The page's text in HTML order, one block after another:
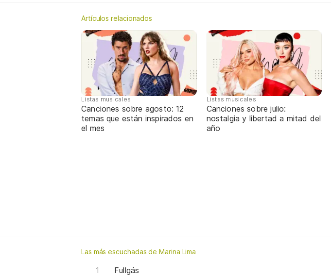
Artículos relacionados
Listas musicales
Canciones sobre agosto: 12
temas que están inspirados en
el mes
Listas musicales
Canciones sobre julio:
nostalgia y libertad a mitad del
año
Las más escuchadas de Marina Lima
Fullgás